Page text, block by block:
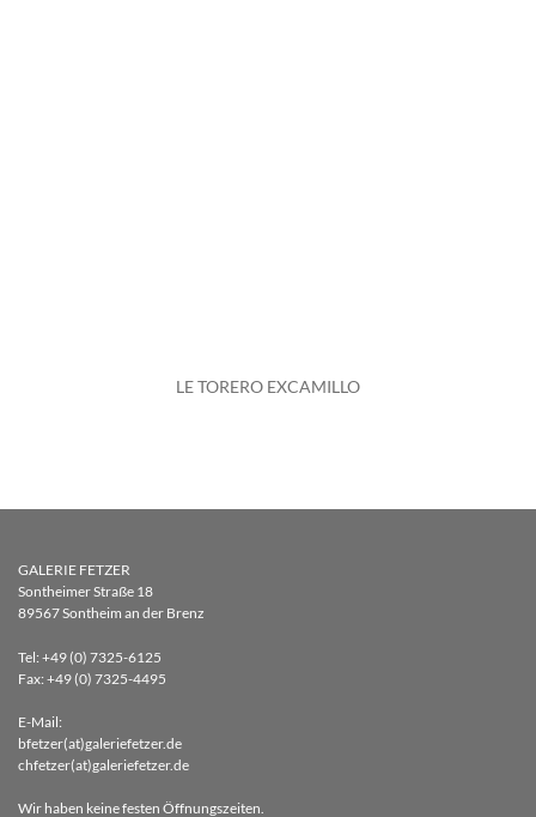
LE TORERO EXCAMILLO
GALERIE FETZER
Sontheimer Straße 18
89567 Sontheim an der Brenz
Tel: +49 (0) 7325-6125
Fax: +49 (0) 7325-4495
E-Mail:
bfetzer(at)galeriefetzer.de
chfetzer(at)galeriefetzer.de
Wir haben keine festen Öffnungszeiten.